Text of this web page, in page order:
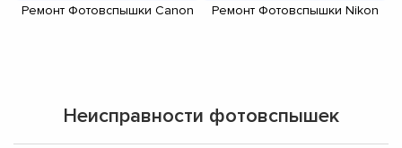
Ремонт Фотовспышки Canon Ремонт Фотовспышки Nikon
Неисправности фотовспышек